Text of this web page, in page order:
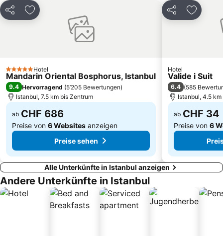
Istiklal Caddesi
Atakoy Marina
Eyup
Eyup Sultan Mosque
Mecidiyekoy Subway Station
Gayrettepe Subway Station
Heybeliada
4 Levent Subway Station
Teilen Zu Favoriten hinzufügen
5 SterneHotel
Mandarin Oriental Bosphorus, Istanbul
9.4 Hervorragend (5’205 Bewertungen)
Istanbul, 7.5 km bis Zentrum
ab CHF 686
Preise von 6 Websites anzeigen
Preise sehen
Teilen Zu
Hotel
Valide i Suit
6.4 (585
Istanbul, 4.5
ab CHF 34
Preise von 6
Alle Unterkünfte in Istanbul anzeigen
Andere Unterkünfte in Istanbul